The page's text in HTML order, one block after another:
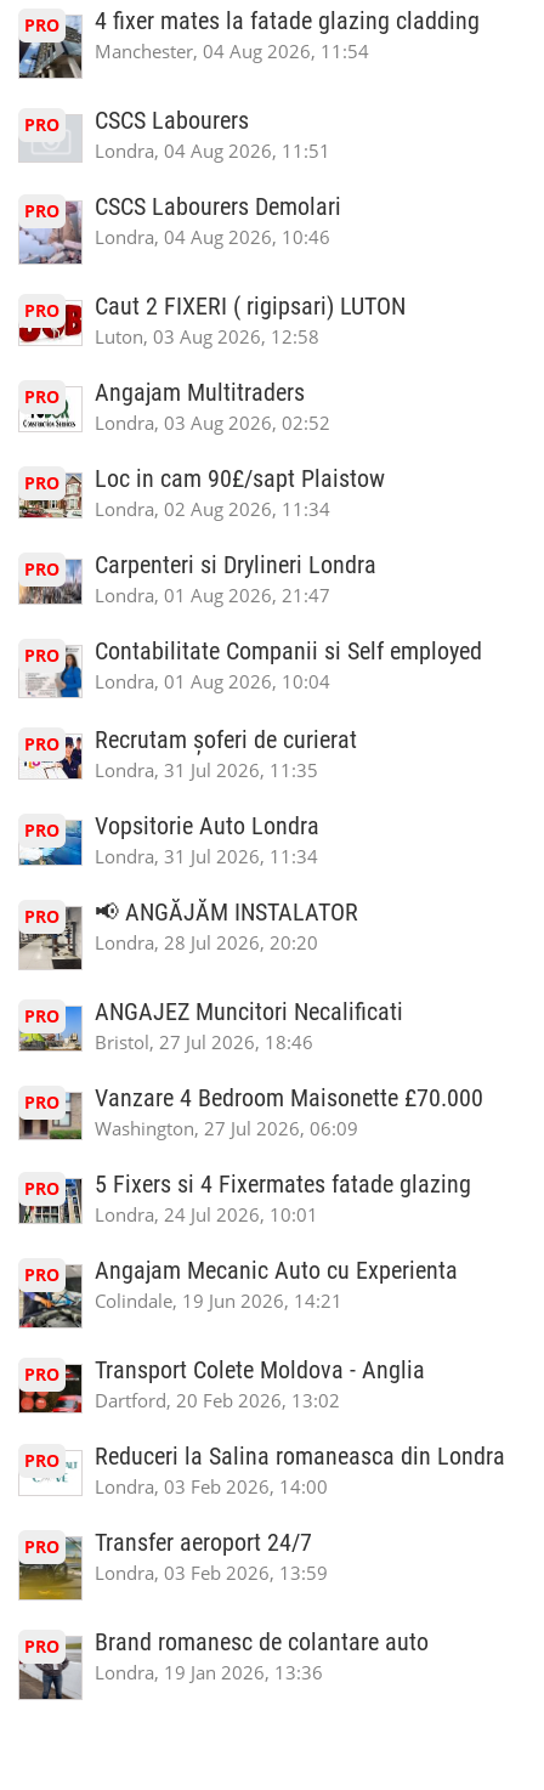
PRO 4 fixer mates la fatade glazing cladding
Manchester, 04 Aug 2026, 11:54
PRO CSCS Labourers
Londra, 04 Aug 2026, 11:51
PRO CSCS Labourers Demolari
Londra, 04 Aug 2026, 10:46
PRO Caut 2 FIXERI ( rigipsari) LUTON
Luton, 03 Aug 2026, 12:58
PRO Angajam Multitraders
Londra, 03 Aug 2026, 02:52
PRO Loc in cam 90£/sapt Plaistow
Londra, 02 Aug 2026, 11:34
PRO Carpenteri si Drylineri Londra
Londra, 01 Aug 2026, 21:47
PRO Contabilitate Companii si Self employed
Londra, 01 Aug 2026, 10:04
PRO Recrutam șoferi de curierat
Londra, 31 Jul 2026, 11:35
PRO Vopsitorie Auto Londra
Londra, 31 Jul 2026, 11:34
PRO 📢 ANGĂJĂM INSTALATOR
Londra, 28 Jul 2026, 20:20
PRO ANGAJEZ Muncitori Necalificati
Bristol, 27 Jul 2026, 18:46
PRO Vanzare 4 Bedroom Maisonette £70.000
Washington, 27 Jul 2026, 06:09
PRO 5 Fixers si 4 Fixermates fatade glazing
Londra, 24 Jul 2026, 10:01
PRO Angajam Mecanic Auto cu Experienta
Colindale, 19 Jun 2026, 14:21
PRO Transport Colete Moldova - Anglia
Dartford, 20 Feb 2026, 13:02
PRO Reduceri la Salina romaneasca din Londra
Londra, 03 Feb 2026, 14:00
PRO Transfer aeroport 24/7
Londra, 03 Feb 2026, 13:59
PRO Brand romanesc de colantare auto
Londra, 19 Jan 2026, 13:36